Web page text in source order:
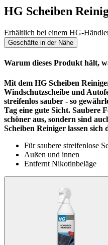
HG Scheiben
Erhältlich bei einem HG-
Geschäfte in der Nähe
Warum dieses Produkt hält,
Mit dem HG Scheiben
Windschutzscheibe und
streifenlos sauber - so
Tag eine gute Sicht. Saubere
schöner aus, sondern sind
Scheiben Reiniger lassen sich
Für saubere streifenlose
Außen und innen
Entfernt Nikotinbeläge